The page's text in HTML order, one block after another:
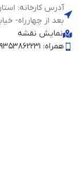
بعد از چهارراه-
نمایش نقشه
همراه: 09353862231